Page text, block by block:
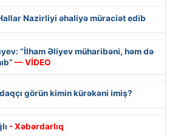
Nazirliyi əhaliyə müraciət edib
“İlham Əliyev müharibəni, həm də
— VİDEO
görün kimin kürəkəni imiş?
- Xəbərdarlıq